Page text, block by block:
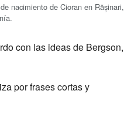
nacimiento de Cioran en Rășinari,
con las ideas de Bergson,
por frases cortas y